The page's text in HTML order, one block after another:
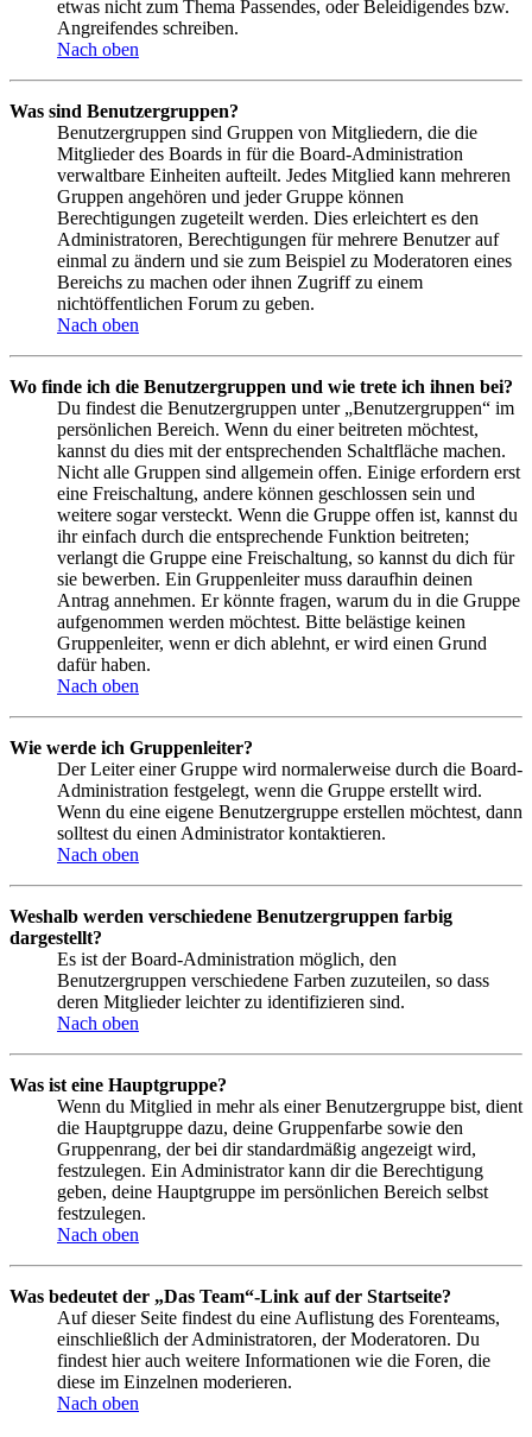
etwas nicht zum Thema Passendes, oder Beleidigendes bzw.
Angreifendes schreiben.
Nach oben
Was sind Benutzergruppen?
Benutzergruppen sind Gruppen von Mitgliedern, die die
Mitglieder des Boards in für die Board-Administration
verwaltbare Einheiten aufteilt. Jedes Mitglied kann mehreren
Gruppen angehören und jeder Gruppe können
Berechtigungen zugeteilt werden. Dies erleichtert es den
Administratoren, Berechtigungen für mehrere Benutzer auf
einmal zu ändern und sie zum Beispiel zu Moderatoren eines
Bereichs zu machen oder ihnen Zugriff zu einem
nichtöffentlichen Forum zu geben.
Nach oben
Wo finde ich die Benutzergruppen und wie trete ich ihnen bei?
Du findest die Benutzergruppen unter „Benutzergruppen“ im
persönlichen Bereich. Wenn du einer beitreten möchtest,
kannst du dies mit der entsprechenden Schaltfläche machen.
Nicht alle Gruppen sind allgemein offen. Einige erfordern erst
eine Freischaltung, andere können geschlossen sein und
weitere sogar versteckt. Wenn die Gruppe offen ist, kannst du
ihr einfach durch die entsprechende Funktion beitreten;
verlangt die Gruppe eine Freischaltung, so kannst du dich für
sie bewerben. Ein Gruppenleiter muss daraufhin deinen
Antrag annehmen. Er könnte fragen, warum du in die Gruppe
aufgenommen werden möchtest. Bitte belästige keinen
Gruppenleiter, wenn er dich ablehnt, er wird einen Grund
dafür haben.
Nach oben
Wie werde ich Gruppenleiter?
Der Leiter einer Gruppe wird normalerweise durch die Board-
Administration festgelegt, wenn die Gruppe erstellt wird.
Wenn du eine eigene Benutzergruppe erstellen möchtest, dann
solltest du einen Administrator kontaktieren.
Nach oben
Weshalb werden verschiedene Benutzergruppen farbig
dargestellt?
Es ist der Board-Administration möglich, den
Benutzergruppen verschiedene Farben zuzuteilen, so dass
deren Mitglieder leichter zu identifizieren sind.
Nach oben
Was ist eine Hauptgruppe?
Wenn du Mitglied in mehr als einer Benutzergruppe bist, dient
die Hauptgruppe dazu, deine Gruppenfarbe sowie den
Gruppenrang, der bei dir standardmäßig angezeigt wird,
festzulegen. Ein Administrator kann dir die Berechtigung
geben, deine Hauptgruppe im persönlichen Bereich selbst
festzulegen.
Nach oben
Was bedeutet der „Das Team“-Link auf der Startseite?
Auf dieser Seite findest du eine Auflistung des Forenteams,
einschließlich der Administratoren, der Moderatoren. Du
findest hier auch weitere Informationen wie die Foren, die
diese im Einzelnen moderieren.
Nach oben